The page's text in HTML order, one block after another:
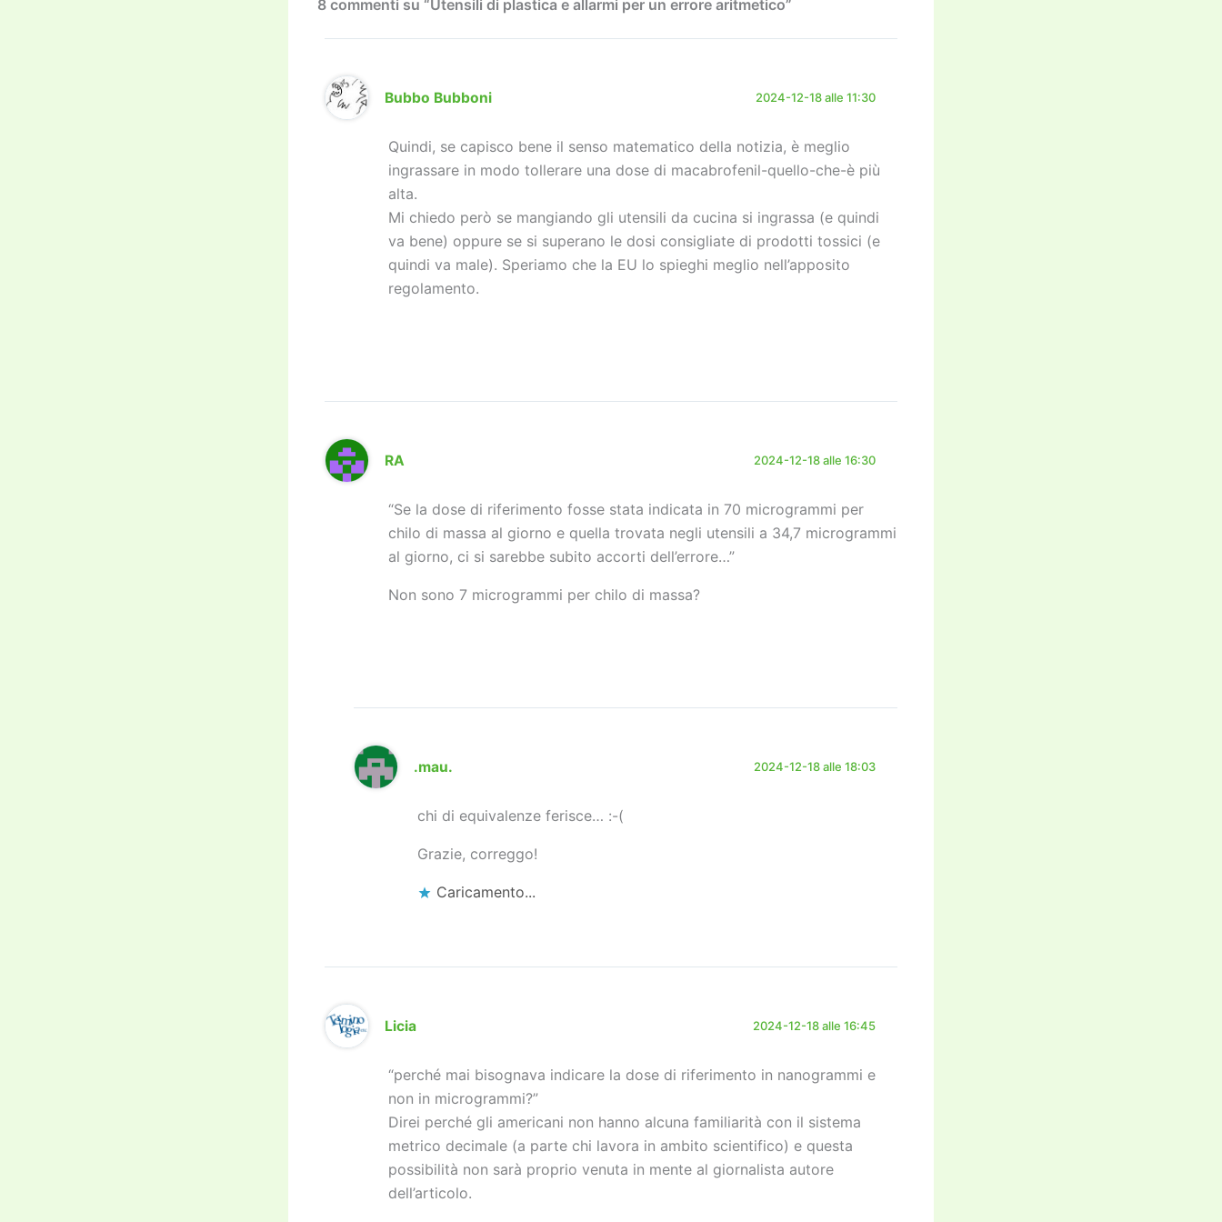
8 commenti su “Utensili di plastica e allarmi per un errore aritmetico”
Bubbo Bubboni 2024-12-18 alle 11:30
Quindi, se capisco bene il senso matematico della notizia, è meglio
ingrassare in modo tollerare una dose di macabrofenil-quello-che-è più
alta.
Mi chiedo però se mangiando gli utensili da cucina si ingrassa (e quindi
va bene) oppure se si superano le dosi consigliate di prodotti tossici (e
quindi va male). Speriamo che la EU lo spieghi meglio nell’apposito
regolamento.
RA 2024-12-18 alle 16:30
“Se la dose di riferimento fosse stata indicata in 70 microgrammi per
chilo di massa al giorno e quella trovata negli utensili a 34,7 microgrammi
al giorno, ci si sarebbe subito accorti dell’errore…”
Non sono 7 microgrammi per chilo di massa?
.mau. 2024-12-18 alle 18:03
chi di equivalenze ferisce… :-(
Grazie, correggo!
Caricamento...
Licia 2024-12-18 alle 16:45
“perché mai bisognava indicare la dose di riferimento in nanogrammi e
non in microgrammi?”
Direi perché gli americani non hanno alcuna familiarità con il sistema
metrico decimale (a parte chi lavora in ambito scientifico) e questa
possibilità non sarà proprio venuta in mente al giornalista autore
dell’articolo.